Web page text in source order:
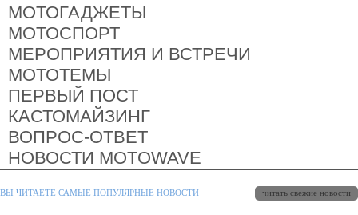
МОТОГАДЖЕТЫ
МОТОСПОРТ
МЕРОПРИЯТИЯ И ВСТРЕЧИ
МОТОТЕМЫ
ПЕРВЫЙ ПОСТ
КАСТОМАЙЗИНГ
ВОПРОС-ОТВЕТ
НОВОСТИ MOTOWAVE
ВЫ ЧИТАЕТЕ САМЫЕ ПОПУЛЯРНЫЕ НОВОСТИ читать свежие новости